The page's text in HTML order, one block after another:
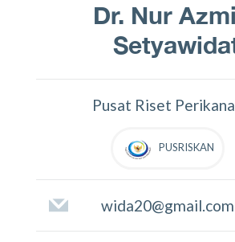
Dr. Nur
Pusat Riset
PUSRISKAN
wida20@gmail.com